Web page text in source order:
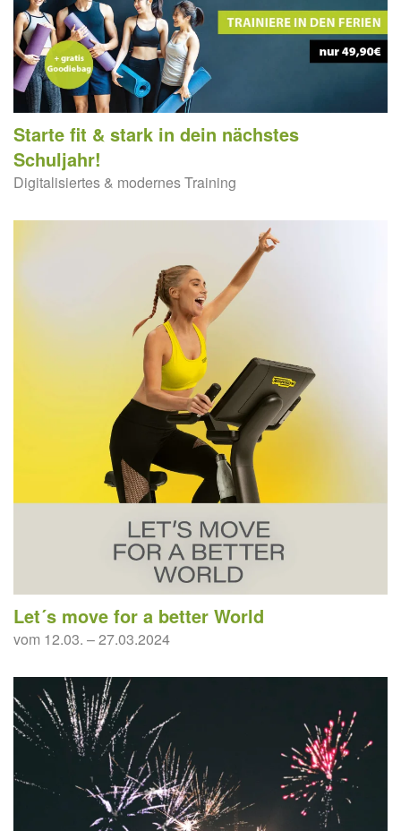
Starte fit & stark in dein nächstes
Schuljahr!
Digitalisiertes & modernes Training
Let´s move for a better World
vom 12.03. – 27.03.2024